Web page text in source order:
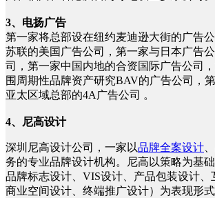
3、电扬广告
第一家将总部设在纽约麦迪逊大街的广告
苏联的美国广告公司，第一家与日本广告
司，第一家中国内地的合资国际广告公司
围周期性品牌资产研究BAV的广告公司，
亚太区域总部的4A广告公司 。
4、尼高设计
深圳尼高设计公司，一家以品牌全案设计
务的专业品牌设计机构。尼高以策略为基
品牌标志设计、VIS设计、产品包装设计、
商业空间设计、终端推广设计）为表现形